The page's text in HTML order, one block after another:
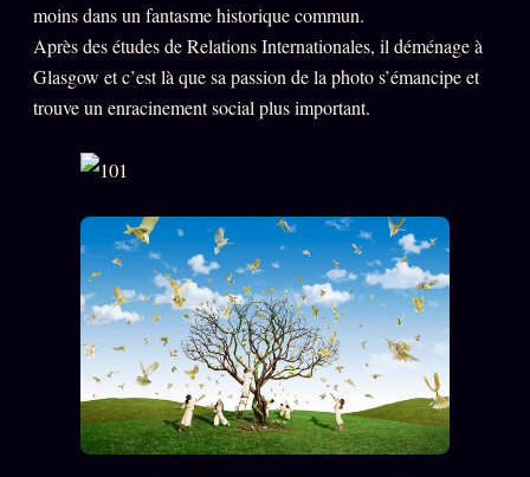
Oracle Anniversaire
Oracle Carte du Jour
Oracle Algorithme
Audit Social
KÉTAMINE 2019
BRAQUAGE2021
SUSPECTE 2022
Compte Suspendu2024
Les Limites
moins dans un fantasme historique commun.
Après des études de Relations Internationales, il déménage à
Glasgow et c’est là que sa passion de la photo s’émancipe et
trouve un enracinement social plus important.